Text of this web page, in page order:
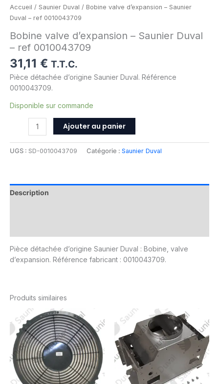
Accueil / Saunier Duval / Bobine valve d’expansion – Saunier
Duval – ref 0010043709
Bobine valve d’expansion – Saunier Duval
– ref 0010043709
31,11 € T.T.C.
Pièce détachée d’origine Saunier Duval. Référence
0010043709.
Disponible sur commande
Ajouter au panier
UGS : SD-0010043709 Catégorie : Saunier Duval
Description
Pièce détachée d’origine Saunier Duval : Bobine, valve
d’expansion. Référence fabricant : 0010043709.
Produits similaires